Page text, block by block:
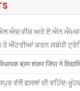
ਅਤੇ ਏ.ਐਨ.ਐਮਜ਼
ਐਂਟਰੀਆਂ ਕਰਨ ਸਬੰਧੀ
ब्रम शंकर जिंपा ने
ਵੱਲੋਂ ਫਸਲਾਂ ਦੀ ਰਹਿੰਦ-